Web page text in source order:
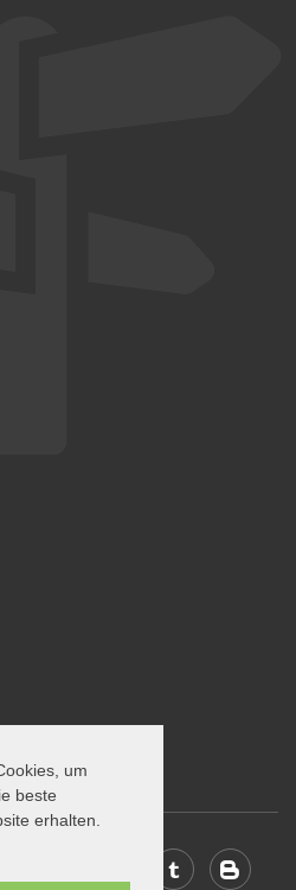
um
beste
erhalten.